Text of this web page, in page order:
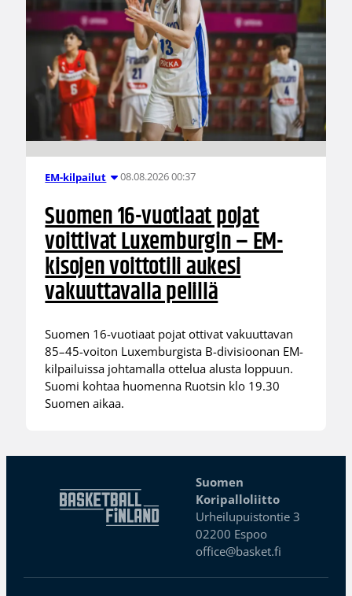
EM-kilpailut 08.08.2026 00:37
Suomen 16-vuotiaat pojat
voittivat Luxemburgin – EM-
kisojen voittotili aukesi
vakuuttavalla pelillä
Suomen 16-vuotiaat pojat ottivat vakuuttavan
85–45-voiton Luxemburgista B-divisioonan EM-
kilpailuissa johtamalla ottelua alusta loppuun.
Suomi kohtaa huomenna Ruotsin klo 19.30
Suomen aikaa.
Suomen
Koripalloliitto
Urheilupuistontie 3
02200 Espoo
office@basket.fi